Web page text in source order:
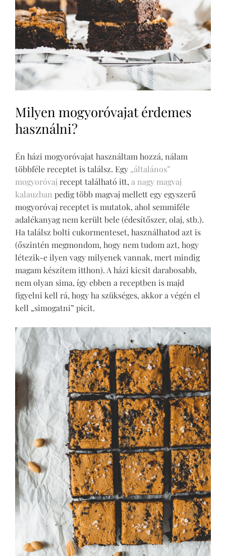
Milyen mogyoróvajat érdemes
használni?
Én házi mogyoróvajat használtam hozzá, nálam
többféle receptet is találsz. Egy „általános”
mogyoróvaj recept található itt, a nagy magvaj
kalauzban pedig több magvaj mellett egy egyszerű
mogyoróvaj receptet is mutatok, ahol semmiféle
adalékanyag nem került bele (édesítőszer, olaj, stb.).
Ha találsz bolti cukormenteset, használhatod azt is
(őszintén megmondom, hogy nem tudom azt, hogy
létezik-e ilyen vagy milyenek vannak, mert mindig
magam készítem itthon). A házi kicsit darabosabb,
nem olyan sima, így ebben a receptben is majd
figyelni kell rá, hogy ha szükséges, akkor a végén el
kell „simogatni” picit.